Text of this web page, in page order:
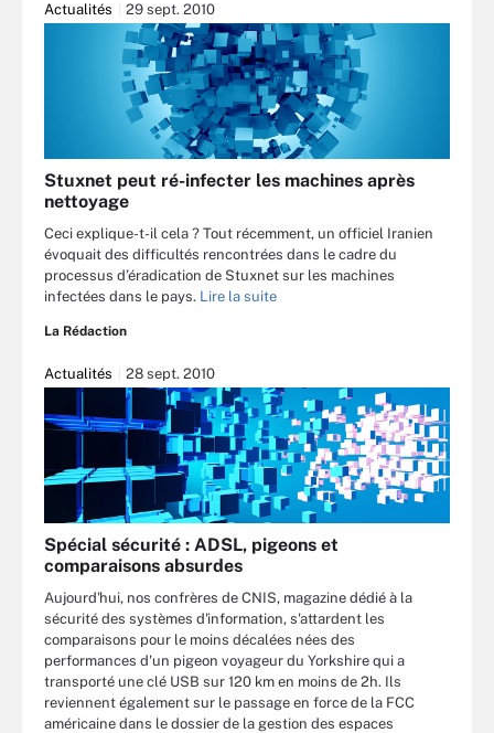
Actualités 29 sept. 2010
Stuxnet peut ré-infecter les machines après
nettoyage
Ceci explique-t-il cela ? Tout récemment, un officiel Iranien
évoquait des difficultés rencontrées dans le cadre du
processus d’éradication de Stuxnet sur les machines
infectées dans le pays. Lire la suite
La Rédaction
Actualités 28 sept. 2010
Spécial sécurité : ADSL, pigeons et
comparaisons absurdes
Aujourd'hui, nos confrères de CNIS, magazine dédié à la
sécurité des systèmes d'information, s'attardent les
comparaisons pour le moins décalées nées des
performances d'un pigeon voyageur du Yorkshire qui a
transporté une clé USB sur 120 km en moins de 2h. Ils
reviennent également sur le passage en force de la FCC
américaine dans le dossier de la gestion des espaces